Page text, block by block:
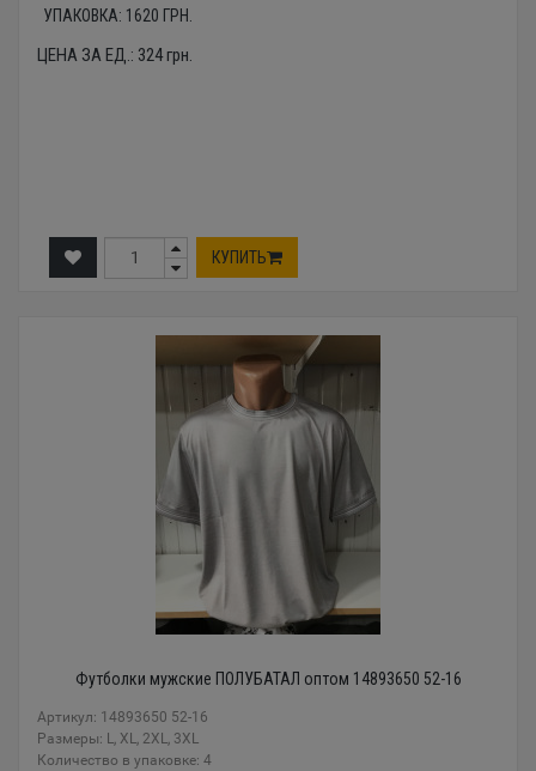
УПАКОВКА: 1620 ГРН.
ЦЕНА ЗА ЕД.: 324грн.
КУПИТЬ
Футболки мужские ПОЛУБАТАЛ оптом 14893650 52-16
Артикул: 14893650 52-16
Размеры: L, XL, 2XL, 3XL
Количество в упаковке: 4